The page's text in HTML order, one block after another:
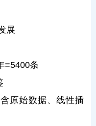
展
=5400条
原始数据、线性插